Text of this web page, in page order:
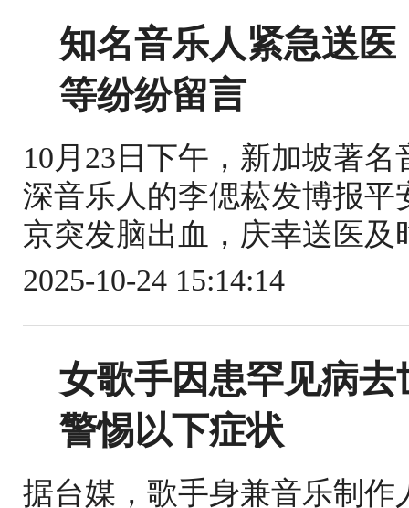
知名音乐人紧急送
等纷纷留言
10月23日下午，新加坡著
深音乐人的李偲菘发博报
京突发脑出血，庆幸送医
2025-10-24 15:14:14
女歌手因患罕见病
警惕以下症状
据台媒，歌手身兼音乐制